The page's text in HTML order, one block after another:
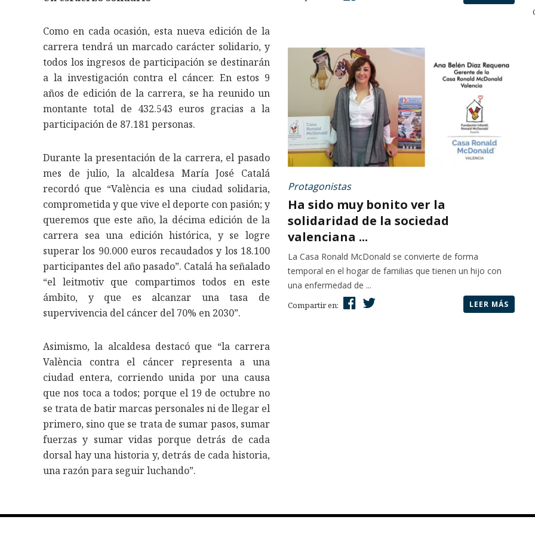
Como en cada ocasión, esta nueva edición de la
carrera tendrá un marcado carácter solidario, y
todos los ingresos de participación se destinarán
a la investigación contra el cáncer. En estos 9
años de edición de la carrera, se ha reunido un
montante total de 432.543 euros gracias a la
participación de 87.181 personas.
Durante la presentación de la carrera, el pasado
mes de julio, la alcaldesa María José Catalá
recordó que “València es una ciudad solidaria,
comprometida y que vive el deporte con pasión; y
queremos que este año, la décima edición de la
carrera sea una edición histórica, y se logre
superar los 90.000 euros recaudados y los 18.100
participantes del año pasado”. Catalá ha señalado
“el leitmotiv que compartimos todos en este
ámbito, y que es alcanzar una tasa de
supervivencia del cáncer del 70% en 2030”.
Asimismo, la alcaldesa destacó que “la carrera
València contra el cáncer representa a una
ciudad entera, corriendo unida por una causa
que nos toca a todos; porque el 19 de octubre no
se trata de batir marcas personales ni de llegar el
primero, sino que se trata de sumar pasos, sumar
fuerzas y sumar vidas porque detrás de cada
dorsal hay una historia y, detrás de cada historia,
una razón para seguir luchando”.
Protagonistas
Ha sido muy bonito ver la
solidaridad de la sociedad
valenciana ...
La Casa Ronald McDonald se convierte de forma
temporal en el hogar de familias que tienen un hijo con
una enfermedad de ...
Compartir en: LEER MÁS